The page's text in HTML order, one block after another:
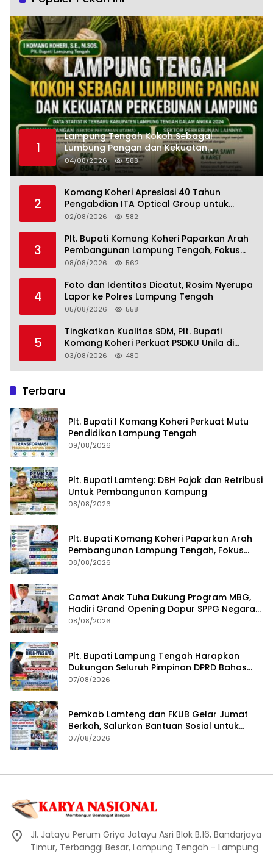
1
Lampung Tengah Kokoh Sebagai
Lumbung Pangan dan Kekuatan
Perkebunan Lampung, Komang Koheri:
Kemandirian Pangan adalah Fondasi
04/08/2026 588
2
Komang Koheri Apresiasi 40 Tahun
Pengabdian ITA Optical Group untuk
Kesehatan Mata Masyarakat Lamteng
02/08/2026 582
3
Plt. Bupati Komang Koheri Paparkan Arah
Pembangunan Lampung Tengah, Fokus
pada SDM, Ekonomi, Infrastruktur dan
08/08/2026 562
4
Foto dan Identitas Dicatut, Rosim Nyerupa
Lapor ke Polres Lampung Tengah
05/08/2026 558
5
Tingkatkan Kualitas SDM, Plt. Bupati
Komang Koheri Perkuat PSDKU Unila di
Lampung Tengah
03/08/2026 480
Terbaru
Plt. Bupati I Komang Koheri Perkuat Mutu
Pendidikan Lampung Tengah
09/08/2026
Plt. Bupati Lamteng: DBH Pajak dan Retribusi
Untuk Pembangunan Kampung
08/08/2026
Plt. Bupati Komang Koheri Paparkan Arah
Pembangunan Lampung Tengah, Fokus
pada SDM, Ekonomi, Infrastruktur dan
08/08/2026
Camat Anak Tuha Dukung Program MBG,
Hadiri Grand Opening Dapur SPPG Negara
Aji Tua Lampung Tengah
08/08/2026
Plt. Bupati Lampung Tengah Harapkan
Dukungan Seluruh Pimpinan DPRD Bahas
RKUA-PPAS APBD Tahun 2027
07/08/2026
Pemkab Lamteng dan FKUB Gelar Jumat
Berkah, Salurkan Bantuan Sosial untuk
Warga
07/08/2026
Jl. Jatayu Perum Griya Jatayu Asri Blok B.16, Bandarjaya
Timur, Terbanggi Besar, Lampung Tengah - Lampung